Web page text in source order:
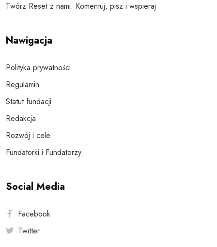
Twórz Reset z nami. Komentuj, pisz i wspieraj
Nawigacja
Polityka prywatności
Regulamin
Statut fundacji
Redakcja
Rozwój i cele
Fundatorki i Fundatorzy
Social Media
Facebook
Twitter